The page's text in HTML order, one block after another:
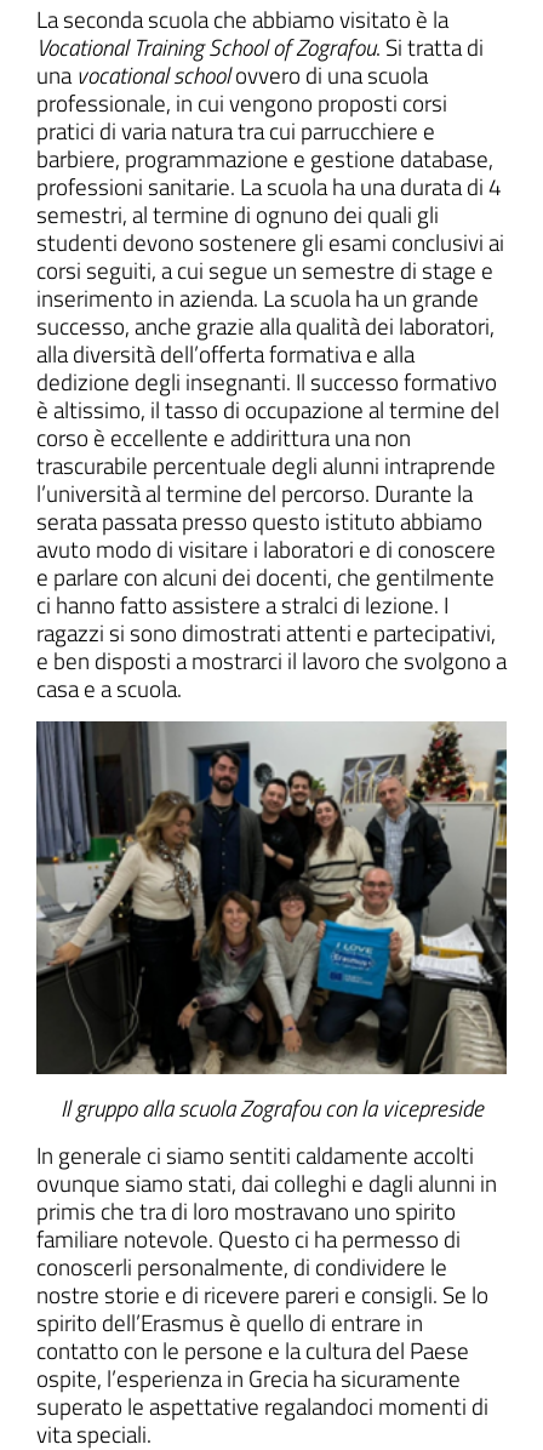
La seconda scuola che abbiamo visitato è la
Vocational Training School of Zografou. Si tratta di
unavocational schoolovvero di una scuola
professionale, in cui vengono proposti corsi
pratici di varia natura tra cui parrucchiere e
barbiere, programmazione e gestione database,
professioni sanitarie. La scuola ha una durata di 4
semestri, al termine di ognuno dei quali gli
studenti devono sostenere gli esami conclusivi ai
corsi seguiti, a cui segue un semestre di stage e
inserimento in azienda. La scuola ha un grande
successo, anche grazie alla qualità dei laboratori,
alla diversità dell’offerta formativa e alla
dedizione degli insegnanti. Il successo formativo
è altissimo, il tasso di occupazione al termine del
corso è eccellente e addirittura una non
trascurabile percentuale degli alunni intraprende
l’università al termine del percorso. Durante la
serata passata presso questo istituto abbiamo
avuto modo di visitare i laboratori e di conoscere
e parlare con alcuni dei docenti, che gentilmente
ci hanno fatto assistere a stralci di lezione. I
ragazzi si sono dimostrati attenti e partecipativi,
e ben disposti a mostrarci il lavoro che svolgono a
casa e a scuola.
Il gruppo alla scuola Zografou con la vicepreside
In generale ci siamo sentiti caldamente accolti
ovunque siamo stati, dai colleghi e dagli alunni in
primis che tra di loro mostravano uno spirito
familiare notevole. Questo ci ha permesso di
conoscerli personalmente, di condividere le
nostre storie e di ricevere pareri e consigli. Se lo
spirito dell’Erasmus è quello di entrare in
contatto con le persone e la cultura del Paese
ospite, l’esperienza in Grecia ha sicuramente
superato le aspettative regalandoci momenti di
vita speciali.